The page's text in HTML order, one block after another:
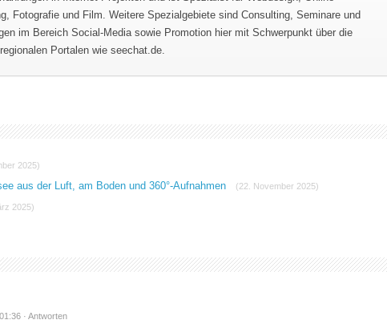
Fotografie und Film. Weitere Spezialgebiete sind Consulting, Seminare und
im Bereich Social-Media sowie Promotion hier mit Schwerpunkt über die
Portalen wie seechat.de.
2025)
aus der Luft, am Boden und 360°-Aufnahmen (22. November 2025)
2025)
· Antworten